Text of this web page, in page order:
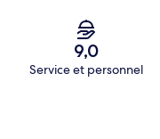
9,0
Service et personnel